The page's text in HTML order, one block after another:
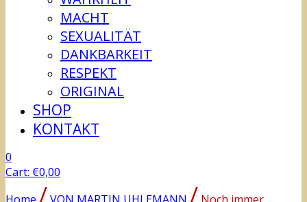
MACHT
SEXUALITÄT
DANKBARKEIT
RESPEKT
ORIGINAL
SHOP
KONTAKT
0
Cart: €0,00
/ /